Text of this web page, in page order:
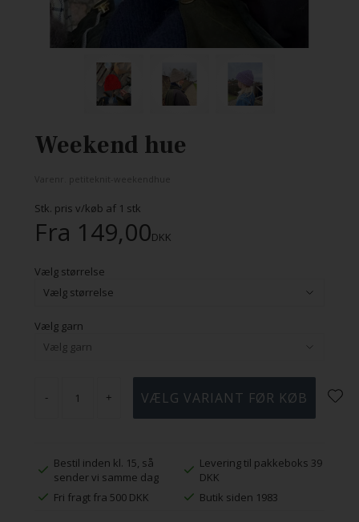
Weekend hue
Stk. pris v/køb af 1 stk
Fra 149,00DKK
Vælg størrelse
Vælg garn
- +
Bestil inden kl. 15, så
sender vi samme dag
Levering til pakkeboks 39
DKK
Fri fragt fra 500 DKK
Butik siden 1983